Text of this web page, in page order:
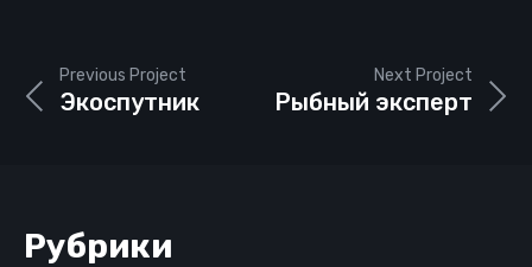
Next Project
Рыбный эксперт
Previous Project
Экоспутник
Рубрики